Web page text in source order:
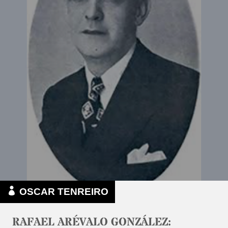
OSCAR TENREIRO
RAFAEL ARÉVALO GONZÁLEZ: